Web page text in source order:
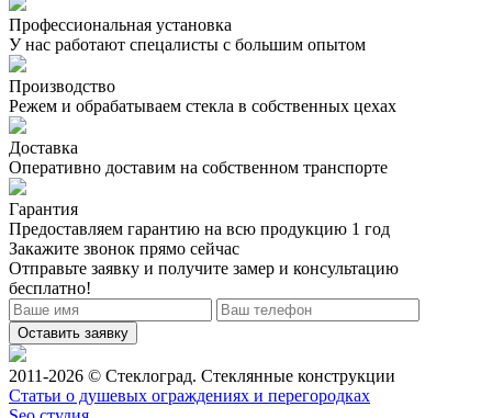
Профессиональная установка
У нас работают спецалисты с большим опытом
Производство
Режем и обрабатываем стекла в собственных цехах
Доставка
Оперативно доставим на собственном транспорте
Гарантия
Предоставляем гарантию на всю продукцию 1 год
Закажите звонок прямо сейчас
Отправьте заявку и получите замер и консультацию
бесплатно!
Оставить заявку
2011-2026 © Стеклоград. Стеклянные конструкции
Статьи о душевых ограждениях и перегородках